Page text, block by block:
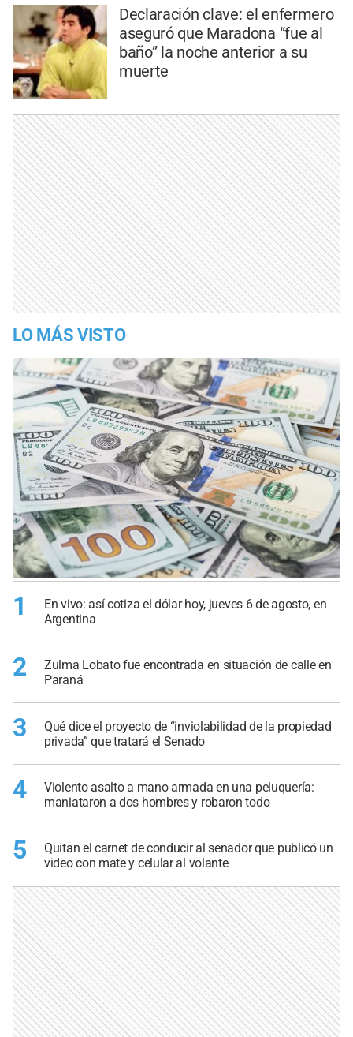
Declaración clave: el enfermero
aseguró que Maradona “fue al
baño” la noche anterior a su
muerte
LO MÁS VISTO
1
En vivo: así cotiza el dólar hoy, jueves 6 de agosto, en
Argentina
2
Zulma Lobato fue encontrada en situación de calle en
Paraná
3
Qué dice el proyecto de “inviolabilidad de la propiedad
privada” que tratará el Senado
4
Violento asalto a mano armada en una peluquería:
maniataron a dos hombres y robaron todo
5
Quitan el carnet de conducir al senador que publicó un
video con mate y celular al volante